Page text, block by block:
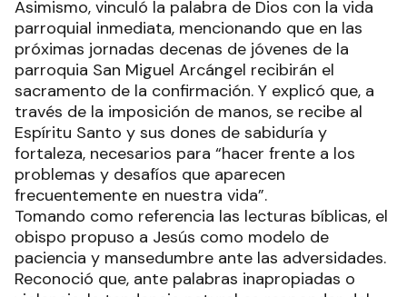
Asimismo, vinculó la palabra de Dios con la vida
parroquial inmediata, mencionando que en las
próximas jornadas decenas de jóvenes de la
parroquia San Miguel Arcángel recibirán el
sacramento de la confirmación. Y explicó que, a
través de la imposición de manos, se recibe al
Espíritu Santo y sus dones de sabiduría y
fortaleza, necesarios para “hacer frente a los
problemas y desafíos que aparecen
frecuentemente en nuestra vida”.
Tomando como referencia las lecturas bíblicas, el
obispo propuso a Jesús como modelo de
paciencia y mansedumbre ante las adversidades.
Reconoció que, ante palabras inapropiadas o